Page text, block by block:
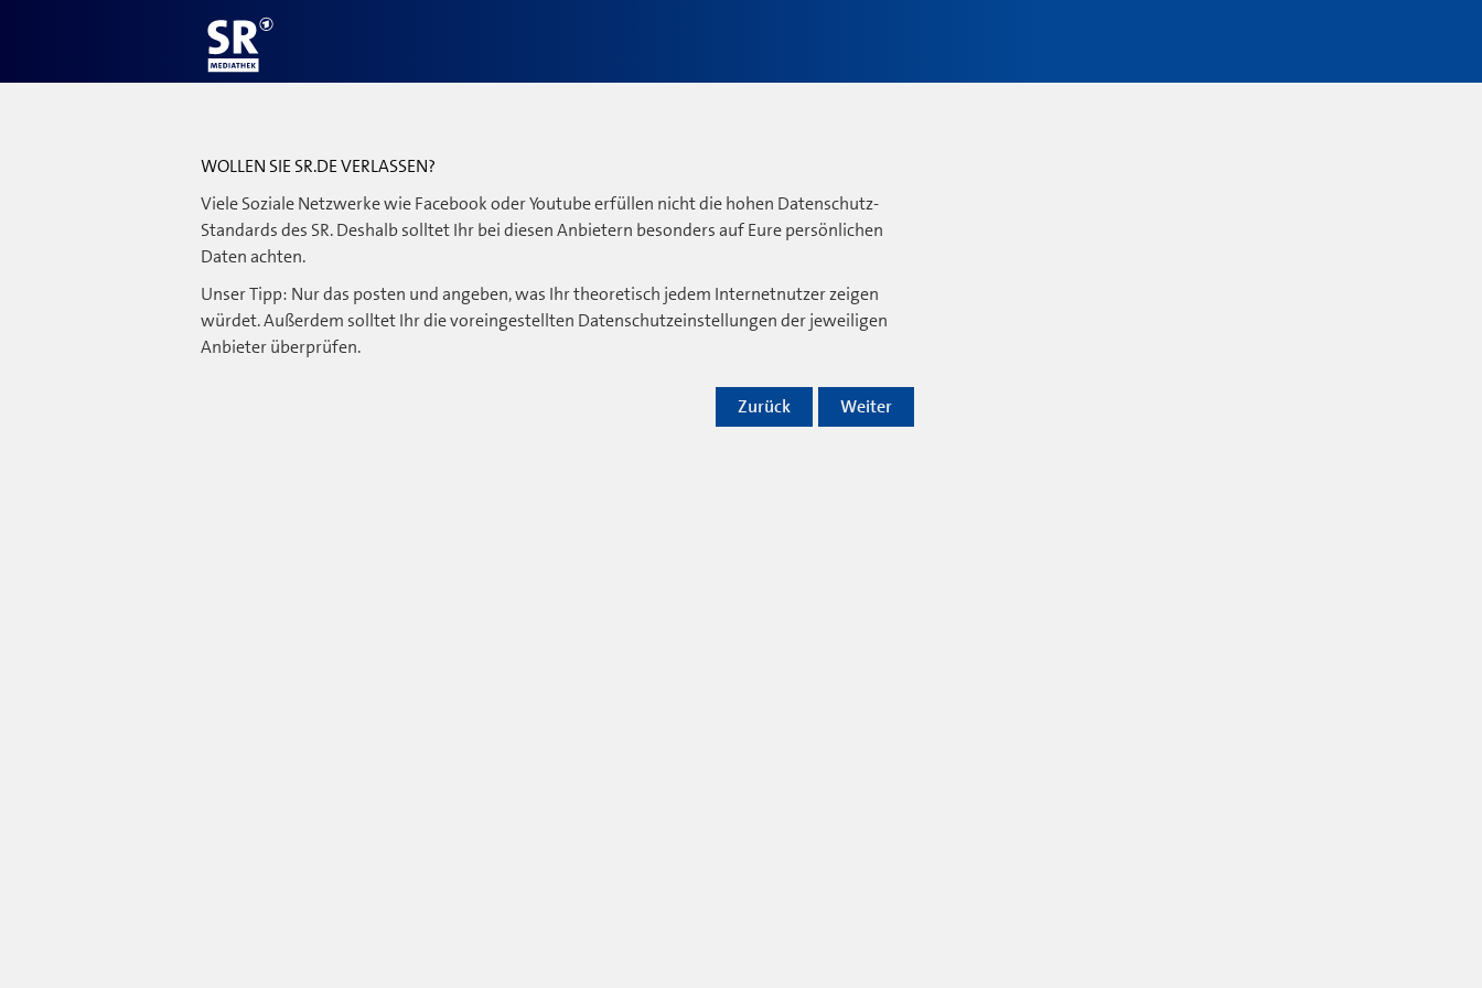
WOLLEN SIE SR.DE VERLASSEN?
Viele Soziale Netzwerke wie Facebook oder Youtube erfüllen nicht die hohen Datenschutz-
Standards des SR. Deshalb solltet Ihr bei diesen Anbietern besonders auf Eure persönlichen
Daten achten.
Unser Tipp: Nur das posten und angeben, was Ihr theoretisch jedem Internetnutzer zeigen
würdet. Außerdem solltet Ihr die voreingestellten Datenschutzeinstellungen der jeweiligen
Anbieter überprüfen.
Weiter
Zurück